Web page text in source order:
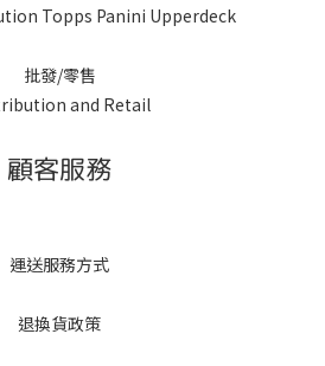
Topps Panini Upperdeck
批發/零售
and Retail
顧客服務
運送服務方式
退換貨政策